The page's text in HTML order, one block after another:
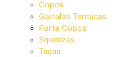
Copos
Garrafas Térmicas
Porta Copos
Squeezes
Taças